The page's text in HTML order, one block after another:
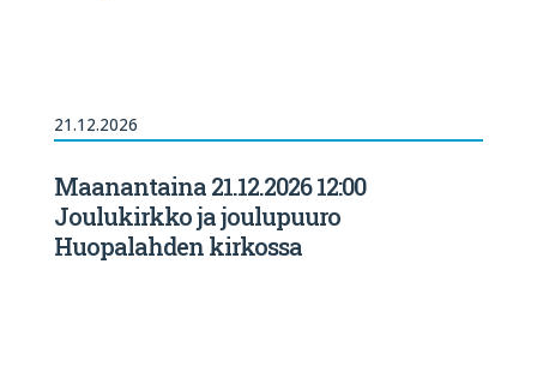
21.12.2026
Maanantaina 21.12.2026 12:00
Joulukirkko ja joulupuuro
Huopalahden kirkossa